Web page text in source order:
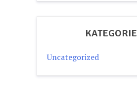
KATEGORIE
Uncategorized